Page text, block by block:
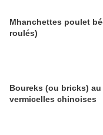
Mhanchettes poulet
roulés)
Boureks (ou bricks)
vermicelles chinoises